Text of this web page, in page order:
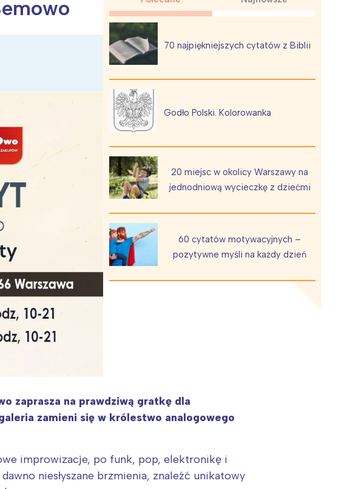
70 najpiękniejszych cytatów z Biblii
Godło Polski. Kolorowanka
20 miejsc w okolicy Warszawy na
jednodniową wycieczkę z dziećmi
60 cytatów motywacyjnych –
pozytywne myśli na każdy dzień
zaprasza na prawdziwą gratkę dla
zamieni się w królestwo analogowego
improwizacje, po funk, pop, elektronikę i
niesłyszane brzmienia, znaleźć unikatowy